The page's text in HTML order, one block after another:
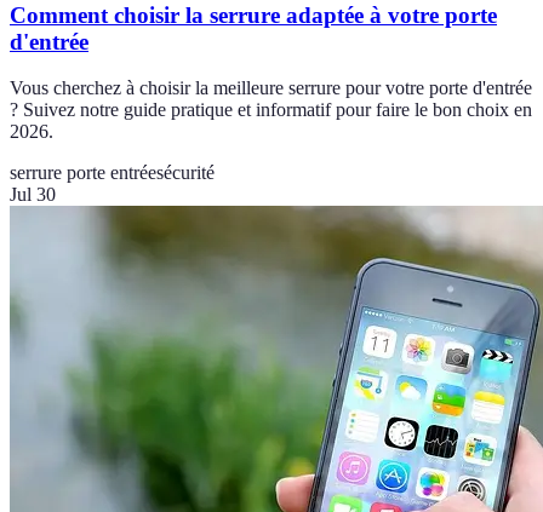
Comment choisir la serrure adaptée à votre porte
d'entrée
Vous cherchez à choisir la meilleure serrure pour votre porte d'entrée
? Suivez notre guide pratique et informatif pour faire le bon choix en
2026.
serrure porte entréesécurité
Jul 30